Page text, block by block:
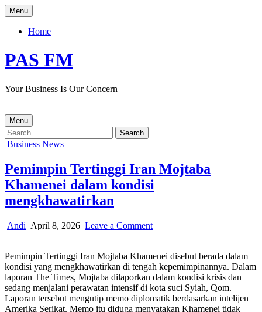
Skip
to
content
Menu
Home
PAS FM
Your Business Is Our Concern
Menu
Search
for:
Posted
Business News
Pemimpin Tertinggi Iran Mojtaba
Khamenei dalam kondisi
mengkhawatirkan
Author:
Andi
Published
April 8, 2026 Leave a Commenton
Iran
Mojtaba
Khamenei
dalam
kondisi
mengkhawatirkan
Pemimpin Tertinggi Iran Mojtaba Khamenei disebut berada dalam
kondisi yang mengkhawatirkan di tengah kepemimpinannya. Dalam
laporan The Times, Mojtaba dilaporkan dalam kondisi krisis dan
sedang menjalani perawatan intensif di kota suci Syiah, Qom.
Laporan tersebut mengutip memo diplomatik berdasarkan intelijen
Amerika Serikat. Memo itu diduga menyatakan Khamenei tidak